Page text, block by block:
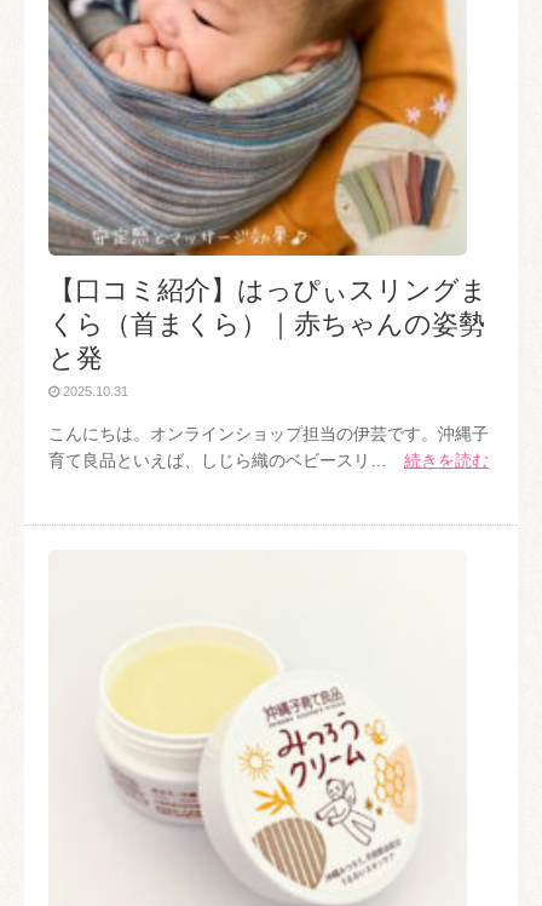
【口コミ紹介】はっぴぃスリングま
くら（首まくら）｜赤ちゃんの姿勢
と発
2025.10.31
こんにちは。オンラインショップ担当の伊芸です。沖縄子
育て良品といえば、しじら織のベビースリ… 続きを読む